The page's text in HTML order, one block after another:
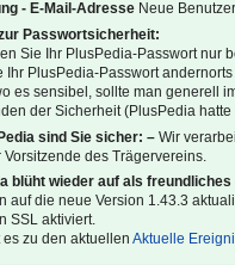
- E-Mail-Adresse Neue
Passwortsicherheit:
Sie Ihr PlusPedia-Passwort nur
Ihr PlusPedia-Passwort
es sensibel, sollte man generell
der Sicherheit (PlusPedia
sind Sie sicher: – Wir
Vorsitzende des Trägervereins.
blüht wieder auf als
auf die neue Version 1.43.3
SSL aktiviert.
es zu den aktuellenAktuelle